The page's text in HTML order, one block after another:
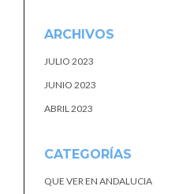
ARCHIVOS
JULIO 2023
JUNIO 2023
ABRIL 2023
CATEGORÍAS
QUE VER EN ANDALUCIA